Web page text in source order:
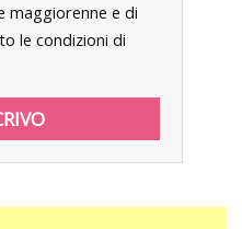
maggiorenne e di
le condizioni di